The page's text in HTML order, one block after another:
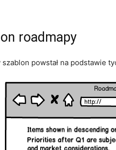
roadmapy
powstał na podstawie